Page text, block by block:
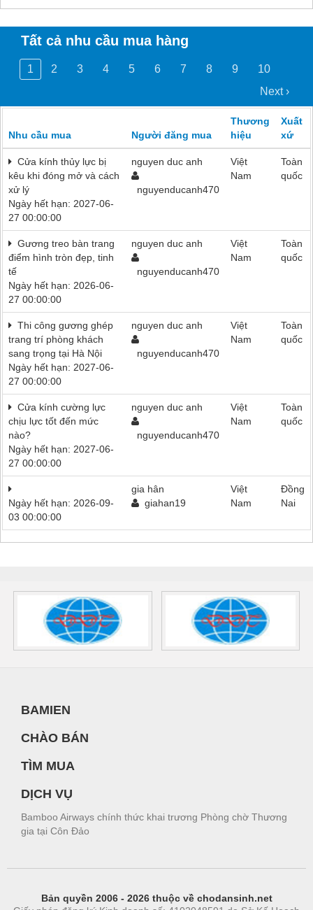
Tất cả nhu cầu mua hàng
1 2 3 4 5 6 7 8 9
10
Next ›
Nhu cầu mua Người đăng mua
Thương
hiệu
Xuất
xứ
Cửa kính thủy lực bị
kêu khi đóng mở và cách
xử lý
Ngày hết hạn: 2027-06-
27 00:00:00
nguyen duc anh
nguyenducanh470
Việt
Nam
Toàn
quốc
Gương treo bàn trang
điểm hình tròn đẹp, tinh
tế
Ngày hết hạn: 2026-06-
27 00:00:00
nguyen duc anh
nguyenducanh470
Việt
Nam
Toàn
quốc
Thi công gương ghép
trang trí phòng khách
sang trọng tại Hà Nội
Ngày hết hạn: 2027-06-
27 00:00:00
nguyen duc anh
nguyenducanh470
Việt
Nam
Toàn
quốc
Cửa kính cường lực
chịu lực tốt đến mức
nào?
Ngày hết hạn: 2027-06-
27 00:00:00
nguyen duc anh
nguyenducanh470
Việt
Nam
Toàn
quốc
Ngày hết hạn: 2026-09-
03 00:00:00
gia hân
giahan19
Việt
Nam
Đồng
Nai
BAMIEN
CHÀO BÁN
TÌM MUA
DỊCH VỤ
Bamboo Airways chính thức khai trương Phòng chờ Thương
gia tại Côn Đảo
Bản quyền 2006 - 2026 thuộc về chodansinh.net